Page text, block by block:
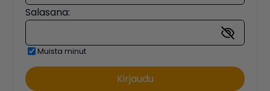
Salasana:
Muista minut